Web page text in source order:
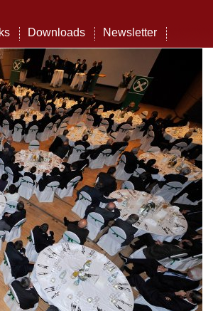
Downloads Newsletter